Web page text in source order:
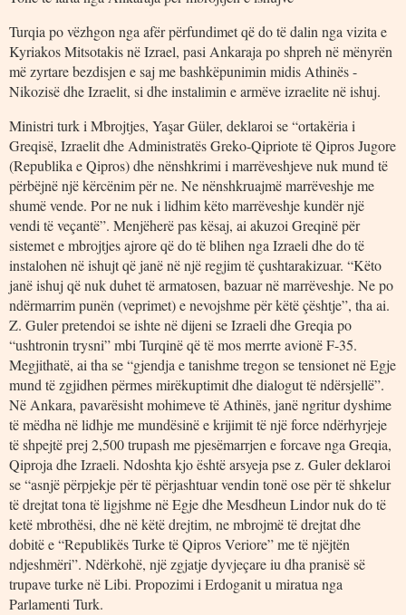
Turqia po vëzhgon nga afër përfundimet që do të dalin nga vizita e
Kyriakos Mitsotakis në Izrael, pasi Ankaraja po shpreh në mënyrën
më zyrtare bezdisjen e saj me bashkëpunimin midis Athinës -
Nikozisë dhe Izraelit, si dhe instalimin e armëve izraelite në ishuj.
Ministri turk i Mbrojtjes, Yaşar Güler, deklaroi se “ortakëria i
Greqisë, Izraelit dhe Administratës Greko-Qipriote të Qipros Jugore
(Republika e Qipros) dhe nënshkrimi i marrëveshjeve nuk mund të
përbëjnë një kërcënim për ne. Ne nënshkruajmë marrëveshje me
shumë vende. Por ne nuk i lidhim këto marrëveshje kundër një
vendi të veçantë”. Menjëherë pas kësaj, ai akuzoi Greqinë për
sistemet e mbrojtjes ajrore që do të blihen nga Izraeli dhe do të
instalohen në ishujt që janë në një regjim të çushtarakizuar. “Këto
janë ishuj që nuk duhet të armatosen, bazuar në marrëveshje. Ne po
ndërmarrim punën (veprimet) e nevojshme për këtë çështje”, tha ai.
Z. Guler pretendoi se ishte në dijeni se Izraeli dhe Greqia po
“ushtronin trysni” mbi Turqinë që të mos merrte avionë F-35.
Megjithatë, ai tha se “gjendja e tanishme tregon se tensionet në Egje
mund të zgjidhen përmes mirëkuptimit dhe dialogut të ndërsjellë”.
Në Ankara, pavarësisht mohimeve të Athinës, janë ngritur dyshime
të mëdha në lidhje me mundësinë e krijimit të një force ndërhyrjeje
të shpejtë prej 2,500 trupash me pjesëmarrjen e forcave nga Greqia,
Qiproja dhe Izraeli. Ndoshta kjo është arsyeja pse z. Guler deklaroi
se “asnjë përpjekje për të përjashtuar vendin tonë ose për të shkelur
të drejtat tona të ligjshme në Egje dhe Mesdheun Lindor nuk do të
ketë mbrothësi, dhe në këtë drejtim, ne mbrojmë të drejtat dhe
dobitë e “Republikës Turke të Qipros Veriore” me të njëjtën
ndjeshmëri”. Ndërkohë, një zgjatje dyvjeçare iu dha pranisë së
trupave turke në Libi. Propozimi i Erdoganit u miratua nga
Parlamenti Turk.